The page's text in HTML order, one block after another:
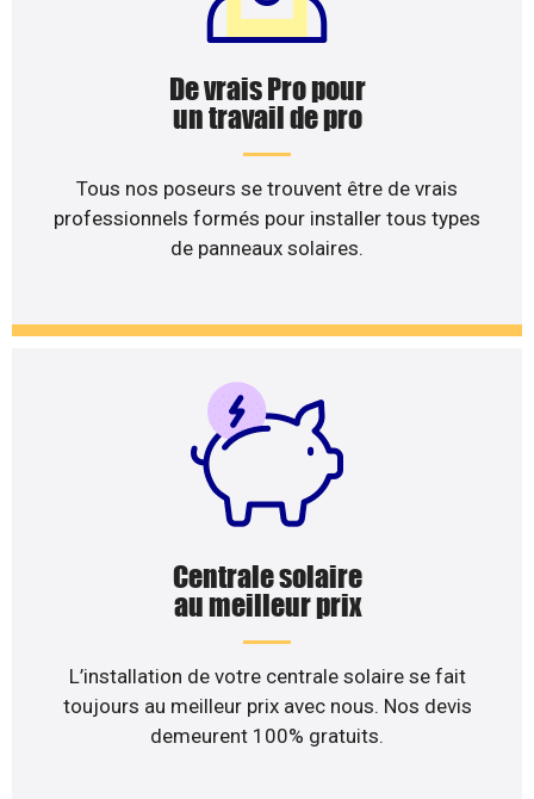
De vrais Pro pour
un travail de pro
Tous nos poseurs se trouvent être de vrais
professionnels formés pour installer tous types
de panneaux solaires.
Centrale solaire
au meilleur prix
L’installation de votre centrale solaire se fait
toujours au meilleur prix avec nous. Nos devis
demeurent 100% gratuits.